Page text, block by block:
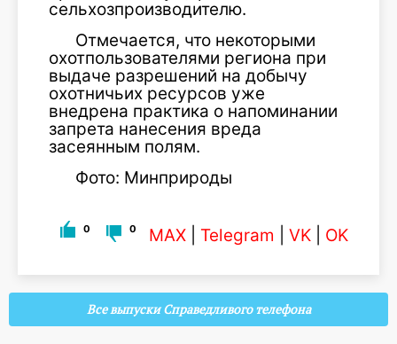
сельхозпроизводителю.
Отмечается, что некоторыми
охотпользователями региона при
выдаче разрешений на добычу
охотничьих ресурсов уже
внедрена практика о напоминании
запрета нанесения вреда
засеянным полям.
Фото: Минприроды
0 0 MAX Telegram VK OK
Все выпуски Справедливого телефона